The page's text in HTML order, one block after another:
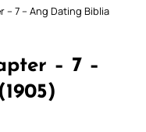
– 7 – Ang Dating Biblia
– 7 –